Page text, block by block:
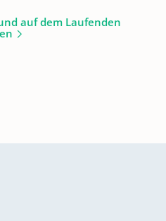
auf dem Laufenden